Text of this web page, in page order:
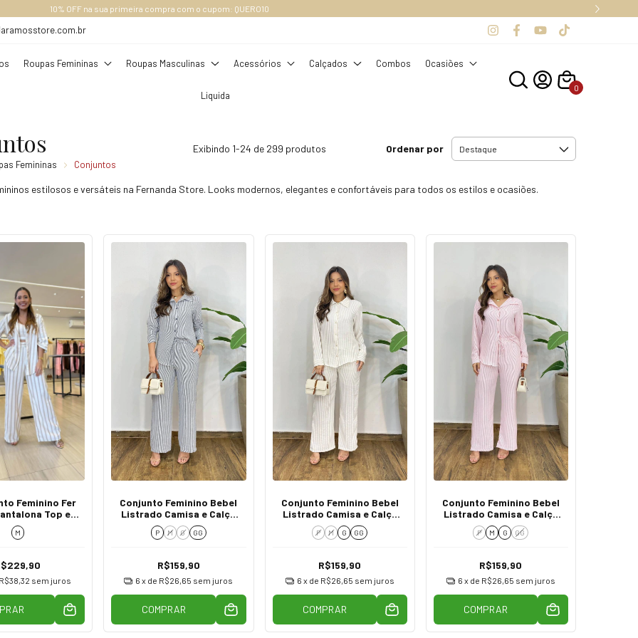
GRÁTIS ACIMA DE R$ 289,00 (SUDESTE), ACIMA DE R$ 349,00, OUTROS ESTADOS.
Roupas Femininas Roupas Masculinas Acessórios Calçados Combos Ocasiões
Liquida
0
Femininas Conjuntos
Exibindo 1-24 de 299 produtos Ordenar por
estilosos e versáteis na Fernanda Store. Looks modernos, elegantes e confortáveis para todos os estilos e ocasiões.
Feminino Fer
Top e
3/4 Listra
com Bege
M
R$38,32 sem juros
Conjunto Feminino Bebel
Listrado Camisa e Calça
Cinza
P M G GG
R$159,90
6 x de R$26,65 sem juros
COMPRAR
Conjunto Feminino Bebel
Listrado Camisa e Calça
Bege
P M G GG
R$159,90
6 x de R$26,65 sem juros
COMPRAR
Conjunto Feminino Bebel
Listrado Camisa e Calça
Rosa
P M G GG
R$159,90
6 x de R$26,65 sem juros
COMPRAR